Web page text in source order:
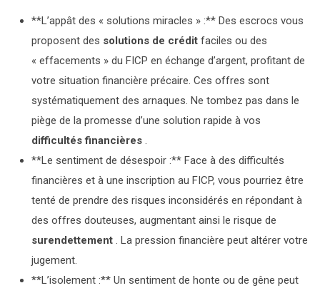
**L’appât des « solutions miracles » :** Des escrocs vous
proposent des solutions de crédit faciles ou des
« effacements » du FICP en échange d’argent, profitant de
votre situation financière précaire. Ces offres sont
systématiquement des arnaques. Ne tombez pas dans le
piège de la promesse d’une solution rapide à vos
difficultés financières .
**Le sentiment de désespoir :** Face à des difficultés
financières et à une inscription au FICP, vous pourriez être
tenté de prendre des risques inconsidérés en répondant à
des offres douteuses, augmentant ainsi le risque de
surendettement . La pression financière peut altérer votre
jugement.
**L’isolement :** Un sentiment de honte ou de gêne peut